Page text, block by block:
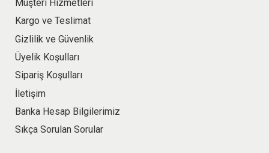
Müşteri Hizmetleri
Kargo ve Teslimat
Gizlilik ve Güvenlik
Üyelik Koşulları
Sipariş Koşulları
İletişim
Banka Hesap Bilgilerimiz
Sıkça Sorulan Sorular